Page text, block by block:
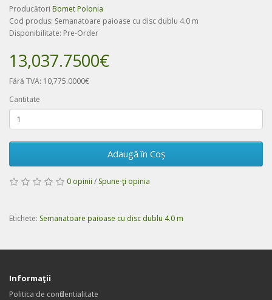
Producători Bomet Polonia
Cod produs: Semanatoare paioase cu disc dublu 4.0 m
Disponibilitate: Pre-Order
13,037.7500€
Fără TVA: 10,775.0000€
Cantitate
Adaugă în Coş
0 opinii / Spune-ţi opinia
Etichete: Semanatoare paioase cu disc dublu 4.0 m
Informaţii
Politica de confidentialitate